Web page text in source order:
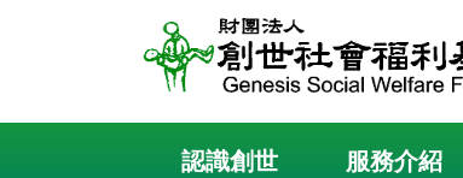
認識創世 服務介紹